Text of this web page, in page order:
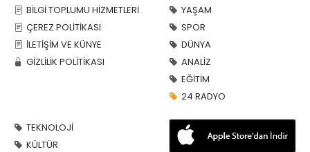
BİLGİ TOPLUMU HİZMETLERİ
ÇEREZ POLİTİKASI
İLETİŞİM VE KÜNYE
GİZLİLİK POLİTİKASI
YAŞAM
SPOR
DÜNYA
ANALİZ
EĞİTİM
24 RADYO
TEKNOLOJİ
KÜLTÜR